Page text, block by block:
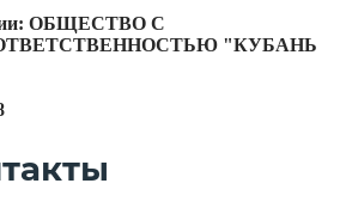
ОБЩЕСТВО С
"КУБАНЬ